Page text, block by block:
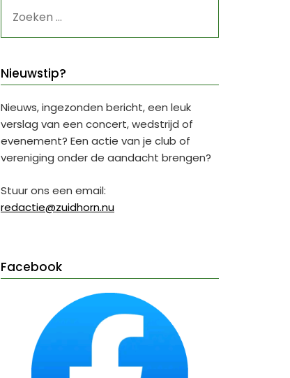
NAAR:
Nieuwstip?
Nieuws, ingezonden bericht, een leuk
verslag van een concert, wedstrijd of
evenement? Een actie van je club of
vereniging onder de aandacht brengen?
Stuur ons een email:
redactie@zuidhorn.nu
Facebook